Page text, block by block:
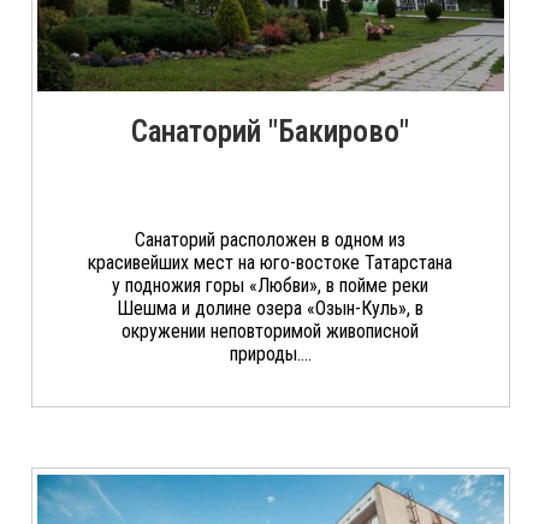
Санаторий "Бакирово"
Санаторий расположен в одном из
красивейших мест на юго-востоке Татарстана
у подножия горы «Любви», в пойме реки
Шешма и долине озера «Озын-Куль», в
окружении неповторимой живописной
природы....